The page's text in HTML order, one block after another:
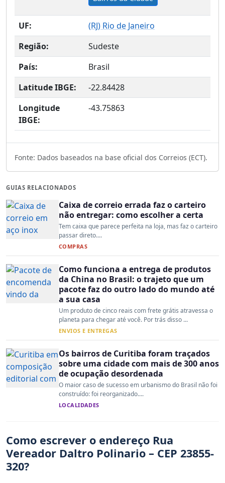
UF: (RJ) Rio de Janeiro
Região:
Sudeste
País:
Brasil
Latitude IBGE:
-22.84428
Longitude
IBGE:
-43.75863
Fonte: Dados baseados na base oficial dos Correios (ECT).
GUIAS RELACIONADOS
Caixa de correio errada faz o carteiro
não entregar: como escolher a certa
Tem caixa que parece perfeita na loja, mas faz o carteiro
passar direto....
COMPRAS
Como funciona a entrega de produtos
da China no Brasil: o trajeto que um
pacote faz do outro lado do mundo até
a sua casa
Um produto de cinco reais com frete grátis atravessa o
planeta para chegar até você. Por trás disso ...
ENVIOS E ENTREGAS
Os bairros de Curitiba foram traçados
sobre uma cidade com mais de 300 anos
de ocupação desordenada
O maior caso de sucesso em urbanismo do Brasil não foi
construído: foi reorganizado....
LOCALIDADES
Como escrever o endereço Rua
Vereador Daltro Polinario – CEP 23855-
320?